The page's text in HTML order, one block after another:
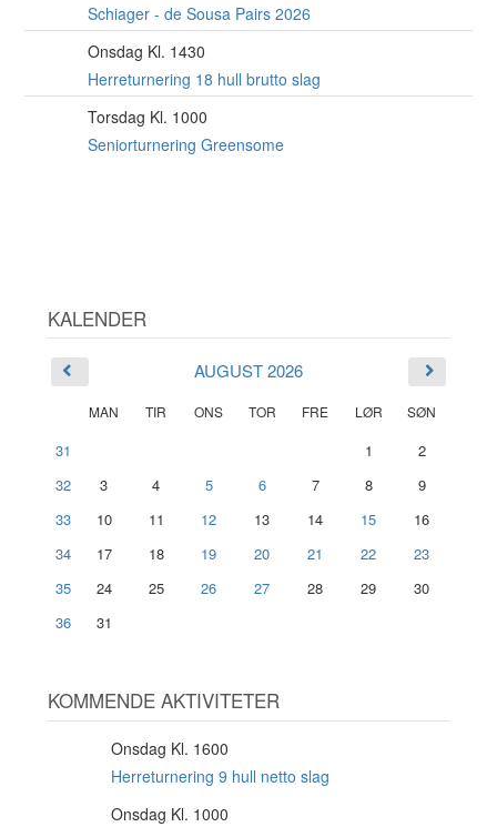
Schiager - de Sousa Pairs 2026
Onsdag Kl. 1430
Herreturnering 18 hull brutto slag
Torsdag Kl. 1000
Seniorturnering Greensome
KALENDER
AUGUST 2026
MAN TIR ONS TOR FRE LØR SØN
31 1
2
32
3 4 5 6 7 8
9
33
10 11 12 13 14 15
16
34
17 18 19 20 21 22
23
35
24 25 26 27 28 29
30
36
31
KOMMENDE AKTIVITETER
Onsdag Kl. 1600
Herreturnering 9 hull netto slag
Onsdag Kl. 1000